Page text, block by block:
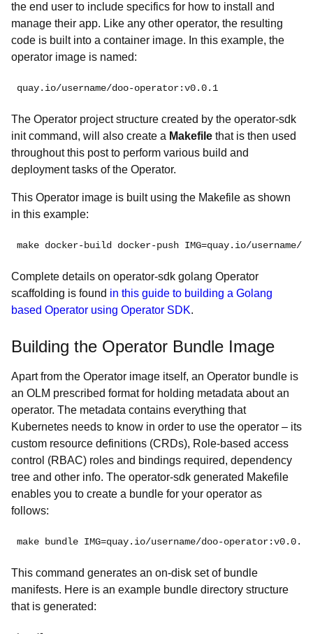
the end user to include specifics for how to install and
manage their app. Like any other operator, the resulting
code is built into a container image. In this example, the
operator image is named:
quay.io/username/doo-operator:v0.0.1
The Operator project structure created by the operator-sdk
init command, will also create a Makefile that is then used
throughout this post to perform various build and
deployment tasks of the Operator.
This Operator image is built using the Makefile as shown
in this example:
make docker-build docker-push IMG=quay.io/username/
Complete details on operator-sdk golang Operator
scaffolding is found in this guide to building a Golang
based Operator using Operator SDK.
Building the Operator Bundle Image
Apart from the Operator image itself, an Operator bundle is
an OLM prescribed format for holding metadata about an
operator. The metadata contains everything that
Kubernetes needs to know in order to use the operator – its
custom resource definitions (CRDs), Role-based access
control (RBAC) roles and bindings required, dependency
tree and other info. The operator-sdk generated Makefile
enables you to create a bundle for your operator as
follows:
make bundle IMG=quay.io/username/doo-operator:v0.0.1
This command generates an on-disk set of bundle
manifests. Here is an example bundle directory structure
that is generated: